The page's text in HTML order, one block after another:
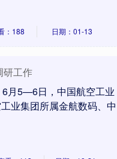
：188 日期：01-13
研工作
6月5—6日，中国航空工业
业集团所属金航数码、中